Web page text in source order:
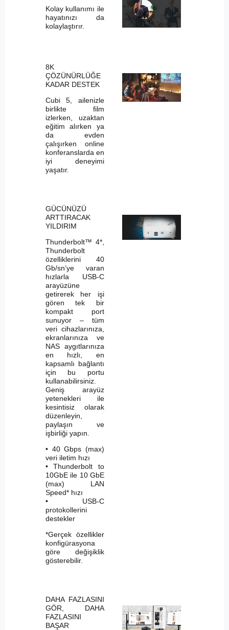
Kolay kullanımı ile
hayatınızı da
kolaylaştırır.
8K
ÇÖZÜNÜRLÜĞE
KADAR DESTEK
Cubi 5, ailenizle
birlikte film
izlerken, uzaktan
eğitim alırken ya
da evden
çalışırken online
konferanslarda en
iyi deneyimi
yaşatır.
GÜCÜNÜZÜ
ARTTIRACAK
YILDIRIM
Thunderbolt™ 4*,
Thunderbolt
özelliklerini 40
Gb/sn’ye varan
hızlarla USB-C
arayüzüne
getirerek her işi
gören tek bir
kompakt port
sunuyor – tüm
veri cihazlarınıza,
ekranlarınıza ve
NAS aygıtlarınıza
en hızlı, en
kapsamlı bağlantı
için bu portu
kullanabilirsiniz.
Geniş arayüz
yetenekleri ile
kesintisiz olarak
düzenleyin,
paylaşın ve
işbirliği yapın.
• 40 Gbps (max)
veri iletim hızı
• Thunderbolt to
10GbE ile 10 GbE
(max) LAN
Speed* hızı
• USB-C
protokollerini
destekler
*Gerçek özellikler
konfigürasyona
göre değişiklik
gösterebilir.
DAHA FAZLASINI
GÖR, DAHA
FAZLASINI
BAŞAR